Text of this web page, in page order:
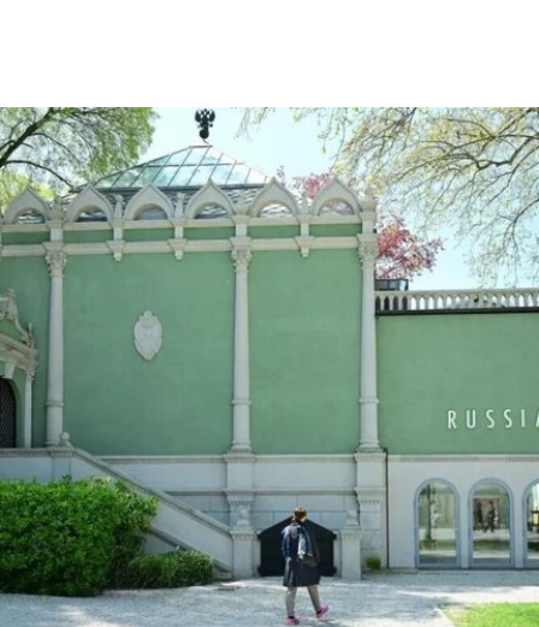
活动而被判处的五年刑期，仅提前数日获释。古巴
裔美国艺术家可可·福斯科（Coco Fusco）近日曾
撰文追问奥特罗·阿尔坎塔拉出狱后的下落。7月17
日，美国驻哈瓦那大使馆一名官员向《纽约时报》
透露，奥特罗·阿尔坎塔拉已获发人道主义签证，能
够进入美国，开始其被迫流亡的生活。
奥特罗·阿尔坎塔拉于2018年与一群艺术家、记者
和学者共同创立了圣伊西德罗运动（San Isidro
Movement）。该组织参与反对古巴政府、倡导民
主的社会运动。他还参与创作了抗议歌曲《祖国与
生命》（Homeland and Life），这首抗议颂歌在
2021年获两项拉丁格莱美奖，并已成为古巴反对派
的象征。
据美联社报道，古巴当局提出以强制流放为条件换